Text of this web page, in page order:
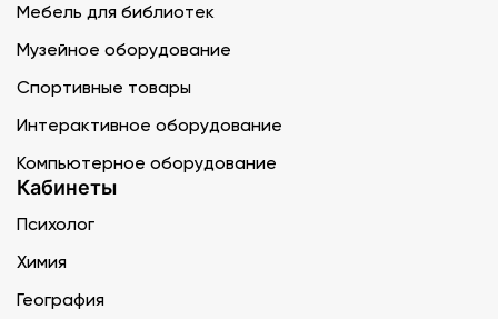
Мебель для библиотек
Музейное оборудование
Спортивные товары
Интерактивное оборудование
Компьютерное оборудование
Кабинеты
Психолог
Химия
География